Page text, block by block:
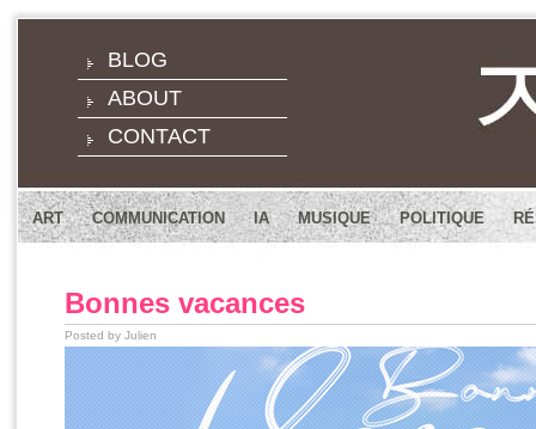
BLOG
ABOUT
CONTACT
ART COMMUNICATION IA MUSIQUE POLITIQUE
Bonnes vacances
Posted by Julien